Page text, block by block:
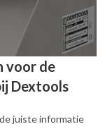
voor de
Dextools
juiste informatie